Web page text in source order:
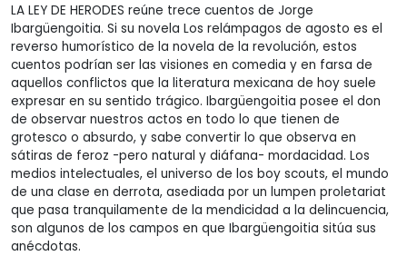
LA LEY DE HERODES reúne trece cuentos de Jorge
Ibargüengoitia. Si su novela Los relámpagos de agosto es el
reverso humorístico de la novela de la revolución, estos
cuentos podrían ser las visiones en comedia y en farsa de
aquellos conflictos que la literatura mexicana de hoy suele
expresar en su sentido trágico. Ibargüengoitia posee el don
de observar nuestros actos en todo lo que tienen de
grotesco o absurdo, y sabe convertir lo que observa en
sátiras de feroz -pero natural y diáfana- mordacidad. Los
medios intelectuales, el universo de los boy scouts, el mundo
de una clase en derrota, asediada por un lumpen proletariat
que pasa tranquilamente de la mendicidad a la delincuencia,
son algunos de los campos en que Ibargüengoitia sitúa sus
anécdotas.